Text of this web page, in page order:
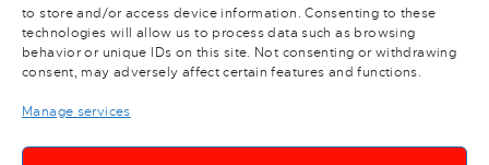
to store and/or access device information. Consenting to these
technologies will allow us to process data such as browsing
behavior or unique IDs on this site. Not consenting or withdrawing
consent, may adversely affect certain features and functions.
Manage services
ABOUT
WAKEBOARD